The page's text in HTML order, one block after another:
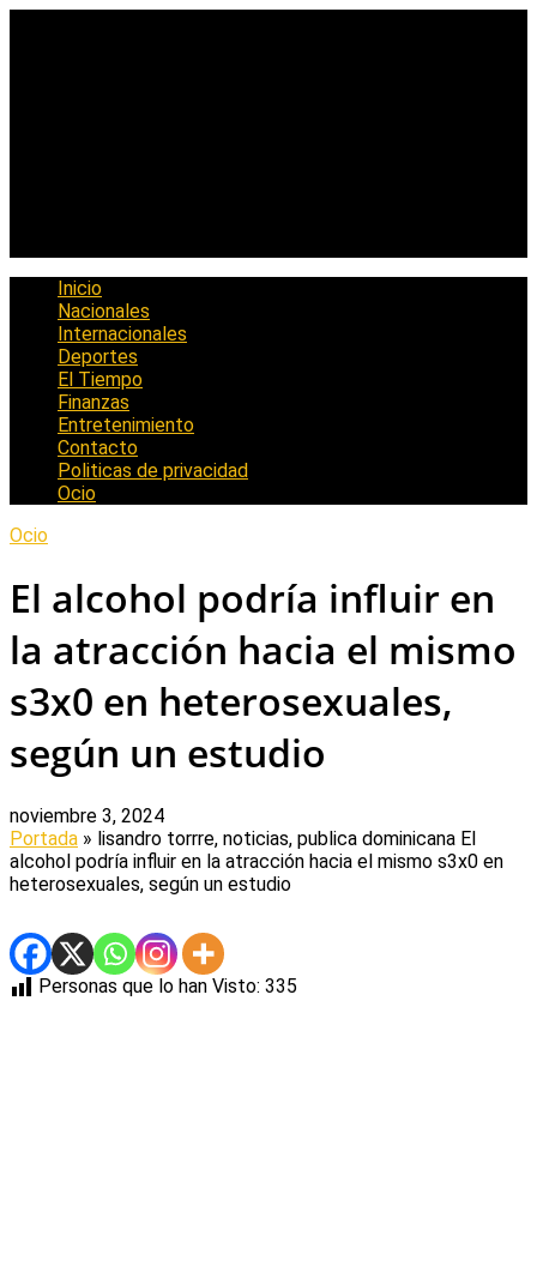
Inicio
Nacionales
Internacionales
Deportes
El Tiempo
Finanzas
Entretenimiento
Contacto
Politicas de privacidad
Ocio
Ocio
El alcohol podría influir en
la atracción hacia el mismo
s3x0 en heterosexuales,
según un estudio
noviembre 3, 2024
Portada » lisandro torrre, noticias, publica dominicana El
alcohol podría influir en la atracción hacia el mismo s3x0 en
heterosexuales, según un estudio
Personas que lo han Visto: 335